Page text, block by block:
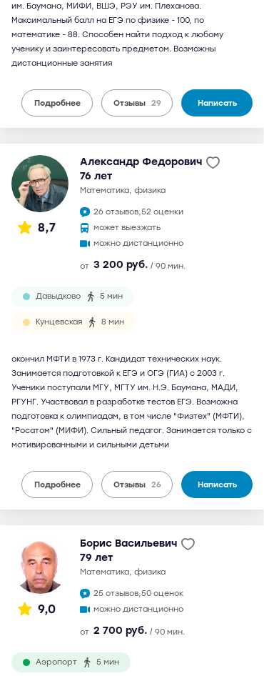
им. Баумана, МИФИ, ВШЭ, РЭУ им. Плеханова.
Максимальный балл на ЕГЭ по физике - 100, по
математике - 88. Способен найти подход к любому
ученику и заинтересовать предметом. Возможны
дистанционные занятия
Подробнее Отзывы 29 Написать
8,7
Александр Федорович
76 лет
математика, физика
26 отзывов,52 оценки
может выезжать
можно дистанционно
от 3 200 руб. / 90 мин.
Давыдково 5 мин
Кунцевская 8 мин
окончил МФТИ в 1973 г. Кандидат технических наук.
Занимается подготовкой к ЕГЭ и ОГЭ (ГИА) с 2003 г.
Ученики поступали МГУ, МГТУ им. Н.Э. Баумана, МАДИ,
РГУНГ. Участвовал в разработке тестов ЕГЭ. Возможна
подготовка к олимпиадам, в том числе "Физтех" (МФТИ),
"Росатом" (МИФИ). Сильный педагог. Занимается только с
мотивированными и сильными детьми
Подробнее Отзывы 26 Написать
9,0
Борис Васильевич
79 лет
математика, физика
25 отзывов,50 оценок
можно дистанционно
от 2 700 руб. / 90 мин.
Аэропорт 5 мин